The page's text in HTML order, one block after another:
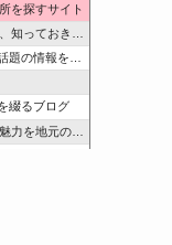
を探すサイト
おきたいこと…
を随時発信！
綴るブログ
人と訪れる人に